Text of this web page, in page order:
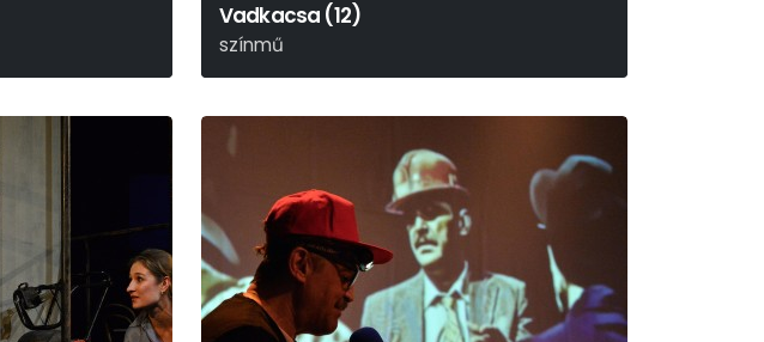
Vadkacsa (12)
színmű
Henrik Ibsen